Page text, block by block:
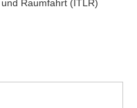
Raumfahrt (ITLR)